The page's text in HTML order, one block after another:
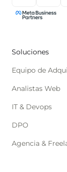
Soluciones
Equipo de
Analistas Web
IT & Devops
DPO
Agencia &